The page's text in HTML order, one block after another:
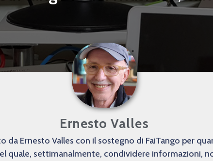
Ernesto Valles
da Ernesto Valles con il sostegno di FaiTango per
quale, settimanalmente, condividere informazioni,